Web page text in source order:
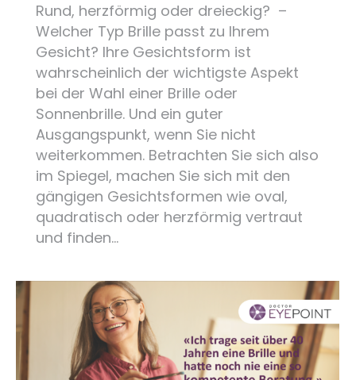
Rund, herzförmig oder dreieckig? –
Welcher Typ Brille passt zu Ihrem
Gesicht? Ihre Gesichtsform ist
wahrscheinlich der wichtigste Aspekt
bei der Wahl einer Brille oder
Sonnenbrille. Und ein guter
Ausgangspunkt, wenn Sie nicht
weiterkommen. Betrachten Sie sich also
im Spiegel, machen Sie sich mit den
gängigen Gesichtsformen wie oval,
quadratisch oder herzförmig vertraut
und finden…